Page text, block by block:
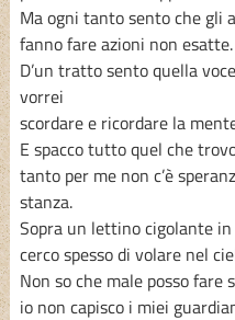
Ma ogni tanto sento che gli
fanno fare azioni non esatte.
D’un tratto sento quella
vorrei
scordare e ricordare la
E spacco tutto quel che
tanto per me non c’è
stanza.
Sopra un lettino cigolante
cerco spesso di volare nel
Non so che male posso fare
io non capisco i miei